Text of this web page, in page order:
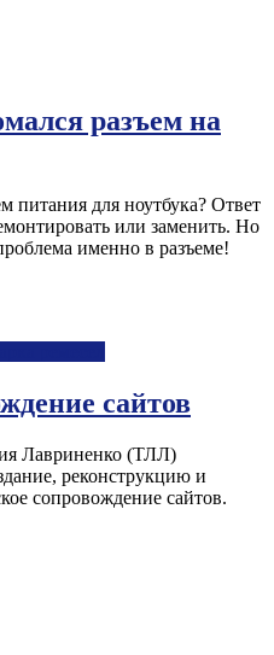
разъем на
питания для ноутбука? Ответ
или заменить. Но
именно в разъеме!
сайтов
Лавриненко (ТЛЛ)
реконструкцию и
сопровождение сайтов.